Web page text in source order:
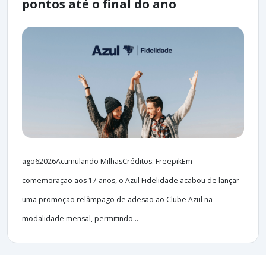
pontos até o final do ano
ago62026Acumulando MilhasCréditos: FreepikEm
comemoração aos 17 anos, o Azul Fidelidade acabou de lançar
uma promoção relâmpago de adesão ao Clube Azul na
modalidade mensal, permitindo...